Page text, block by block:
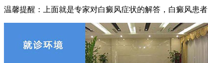
温馨提醒：上面就是专家对白癜风症状的解答，白癜风患